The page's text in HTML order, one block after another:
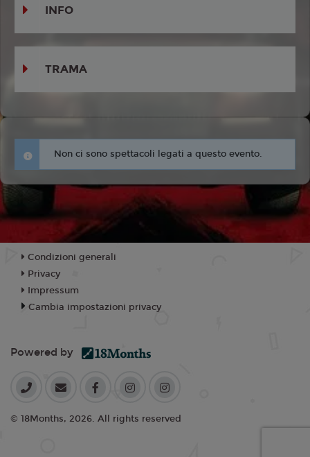
INFO
TRAMA
Non ci sono spettacoli legati a questo evento.
Condizioni generali
Privacy
Impressum
Cambia impostazioni privacy
Powered by
© 18Months, 2026. All rights reserved